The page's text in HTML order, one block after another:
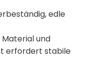
edle
Material und
erfordert stabile